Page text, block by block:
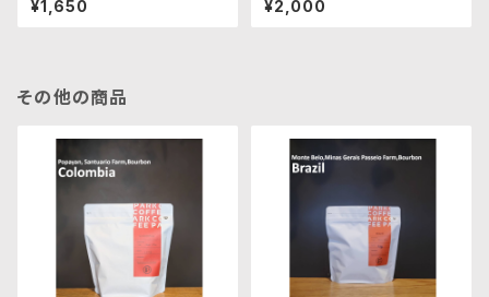
¥1,650 ¥2,000
その他の商品